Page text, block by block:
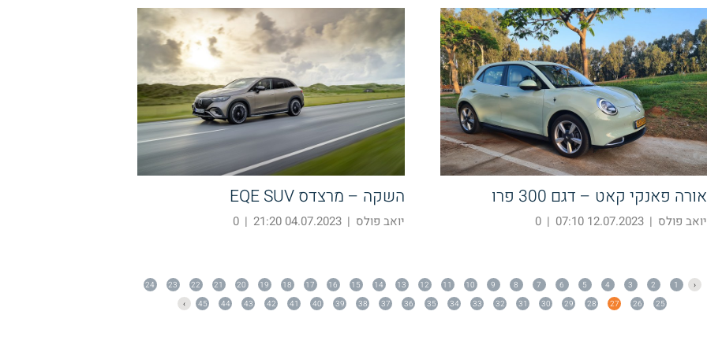
אורה פאנקי קאט – דגם 300 פרו
יואב פולס |
12.07.2023 07:10
|
0
השקה – מרצדס EQE SUV
יואב פולס |
04.07.2023 21:20
|
0
‹
1
2
3
4
5
6
7
8
9
10
11
12
13
14
15
16
17
18
19
20
21
22
23
24
25
26
27
28
29
30
31
32
33
34
35
36
37
38
39
40
41
42
43
44
45
›